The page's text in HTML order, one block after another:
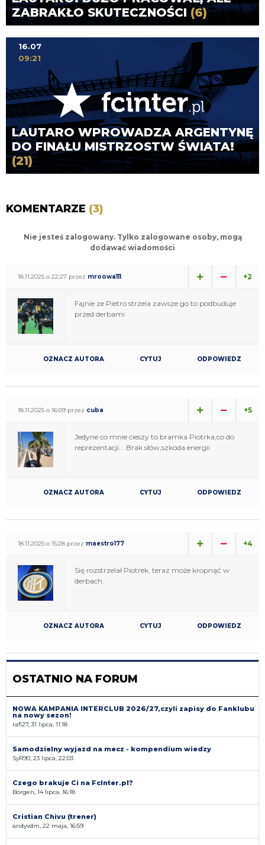
ZABRAKŁO SKUTECZNOŚCI (6)
LAUTARO WPROWADZA ARGENTYNĘ
DO FINAŁU MISTRZOSTW ŚWIATA!
(21)
16.07
09:21
KOMENTARZE (3)
Nie jesteś zalogowany. Tylko zalogowane osoby, mogą
dodawać wiadomości
18.11.2025 o 22:27 przez mroowa111 +2
Fajnie ze Pietro strzela zawsze go to podbuduje
przed derbami
OZNACZ AUTORA CYTUJ ODPOWIEDZ
18.11.2025 o 16:09 przez cuba +5
Jedyne co mnie cieszy to bramka Piotrka,co do
reprezentacji... Brak słów,szkoda energii
OZNACZ AUTORA CYTUJ ODPOWIEDZ
18.11.2025 o 15:28 przez maestro177 +4
Się rozstrzelał Piotrek, teraz może kropnąć w
derbach.
OZNACZ AUTORA CYTUJ ODPOWIEDZ
OSTATNIO NA FORUM
NOWA KAMPANIA INTERCLUB 2026/27,czyli zapisy do Fanklubu
na nowy sezon!
rafi27, 31 lipca, 11:18
Samodzielny wyjazd na mecz - kompendium wiedzy
SyR90, 23 lipca, 22:03
Czego brakuje Ci na FcInter.pl?
Borgen, 14 lipca, 16:18
Cristian Chivu (trener)
andyvdm, 22 maja, 16:59